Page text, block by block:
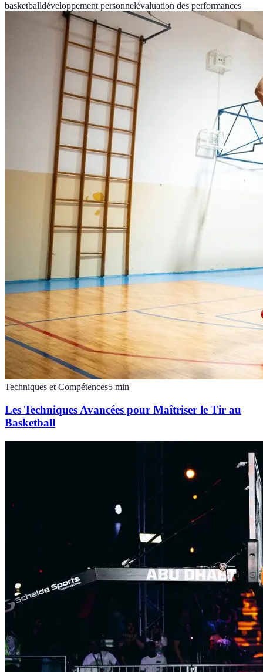
basketballdéveloppement personnelévaluation des performances
Techniques et Compétences5 min
Les Techniques Avancées pour Maîtriser le Tir au
Basketball